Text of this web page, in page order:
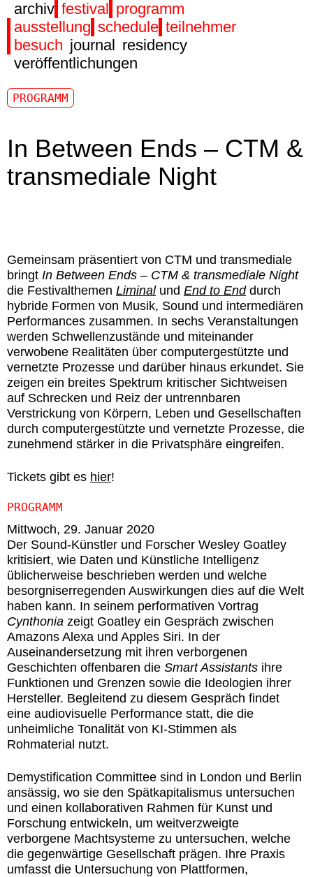
archiv festival programm
ausstellung schedule teilnehmer
besuch journal residency
veröffentlichungen
PROGRAMM
In Between Ends – CTM &
transmediale Night
Gemeinsam präsentiert von CTM und transmediale
bringt In Between Ends – CTM & transmediale Night
die Festivalthemen Liminalund End to Enddurch
hybride Formen von Musik, Sound und intermediären
Performances zusammen. In sechs Veranstaltungen
werden Schwellenzustände und miteinander
verwobene Realitäten über computergestützte und
vernetzte Prozesse und darüber hinaus erkundet. Sie
zeigen ein breites Spektrum kritischer Sichtweisen
auf Schrecken und Reiz der untrennbaren
Verstrickung von Körpern, Leben und Gesellschaften
durch computergestützte und vernetzte Prozesse, die
zunehmend stärker in die Privatsphäre eingreifen.
Tickets gibt es hier!
PROGRAMM
Mittwoch, 29. Januar 2020
Der Sound-Künstler und Forscher Wesley Goatley
kritisiert, wie Daten und Künstliche Intelligenz
üblicherweise beschrieben werden und welche
besorgniserregenden Auswirkungen dies auf die Welt
haben kann. In seinem performativen Vortrag
Cynthonia zeigt Goatley ein Gespräch zwischen
Amazons Alexa und Apples Siri. In der
Auseinandersetzung mit ihren verborgenen
Geschichten offenbaren die Smart Assistants ihre
Funktionen und Grenzen sowie die Ideologien ihrer
Hersteller. Begleitend zu diesem Gespräch findet
eine audiovisuelle Performance statt, die die
unheimliche Tonalität von KI-Stimmen als
Rohmaterial nutzt.
Demystification Committee sind in London und Berlin
ansässig, wo sie den Spätkapitalismus untersuchen
und einen kollaborativen Rahmen für Kunst und
Forschung entwickeln, um weitverzweigte
verborgene Machtsysteme zu untersuchen, welche
die gegenwärtige Gesellschaft prägen. Ihre Praxis
umfasst die Untersuchung von Plattformen,